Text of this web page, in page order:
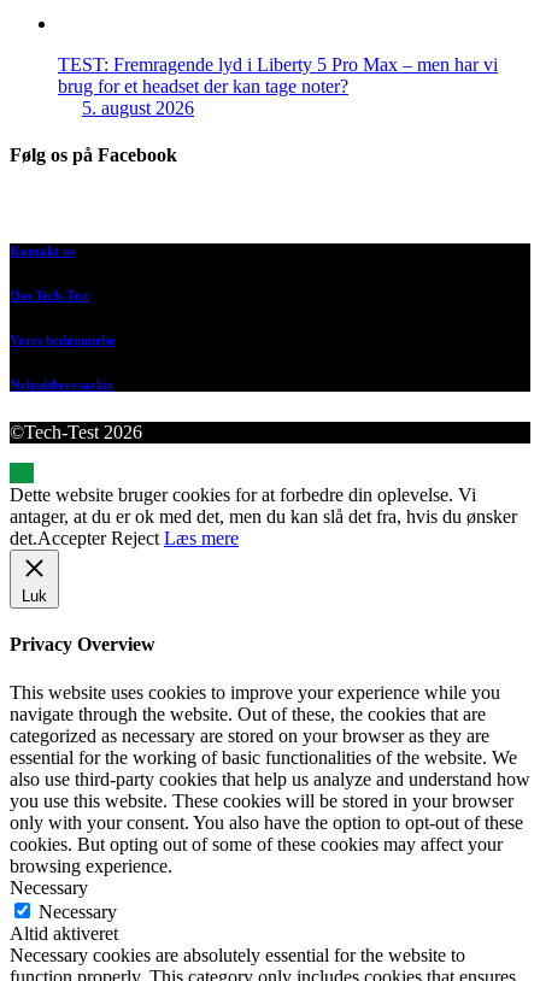
TEST: Fremragende lyd i Liberty 5 Pro Max – men har vi
brug for et headset der kan tage noter?
5. august 2026
Følg os på Facebook
Kontakt os
Om Tech-Test
Vores bedømmelse
Nyhedsbrevsarkiv
©Tech-Test 2026
Dette website bruger cookies for at forbedre din oplevelse. Vi
antager, at du er ok med det, men du kan slå det fra, hvis du ønsker
det.Accepter Reject Læs mere
Luk
Privacy Overview
This website uses cookies to improve your experience while you
navigate through the website. Out of these, the cookies that are
categorized as necessary are stored on your browser as they are
essential for the working of basic functionalities of the website. We
also use third-party cookies that help us analyze and understand how
you use this website. These cookies will be stored in your browser
only with your consent. You also have the option to opt-out of these
cookies. But opting out of some of these cookies may affect your
browsing experience.
Necessary
Necessary
Altid aktiveret
Necessary cookies are absolutely essential for the website to
function properly. This category only includes cookies that ensures